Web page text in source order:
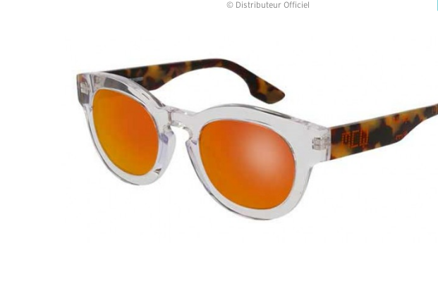
© Distributeur Officiel